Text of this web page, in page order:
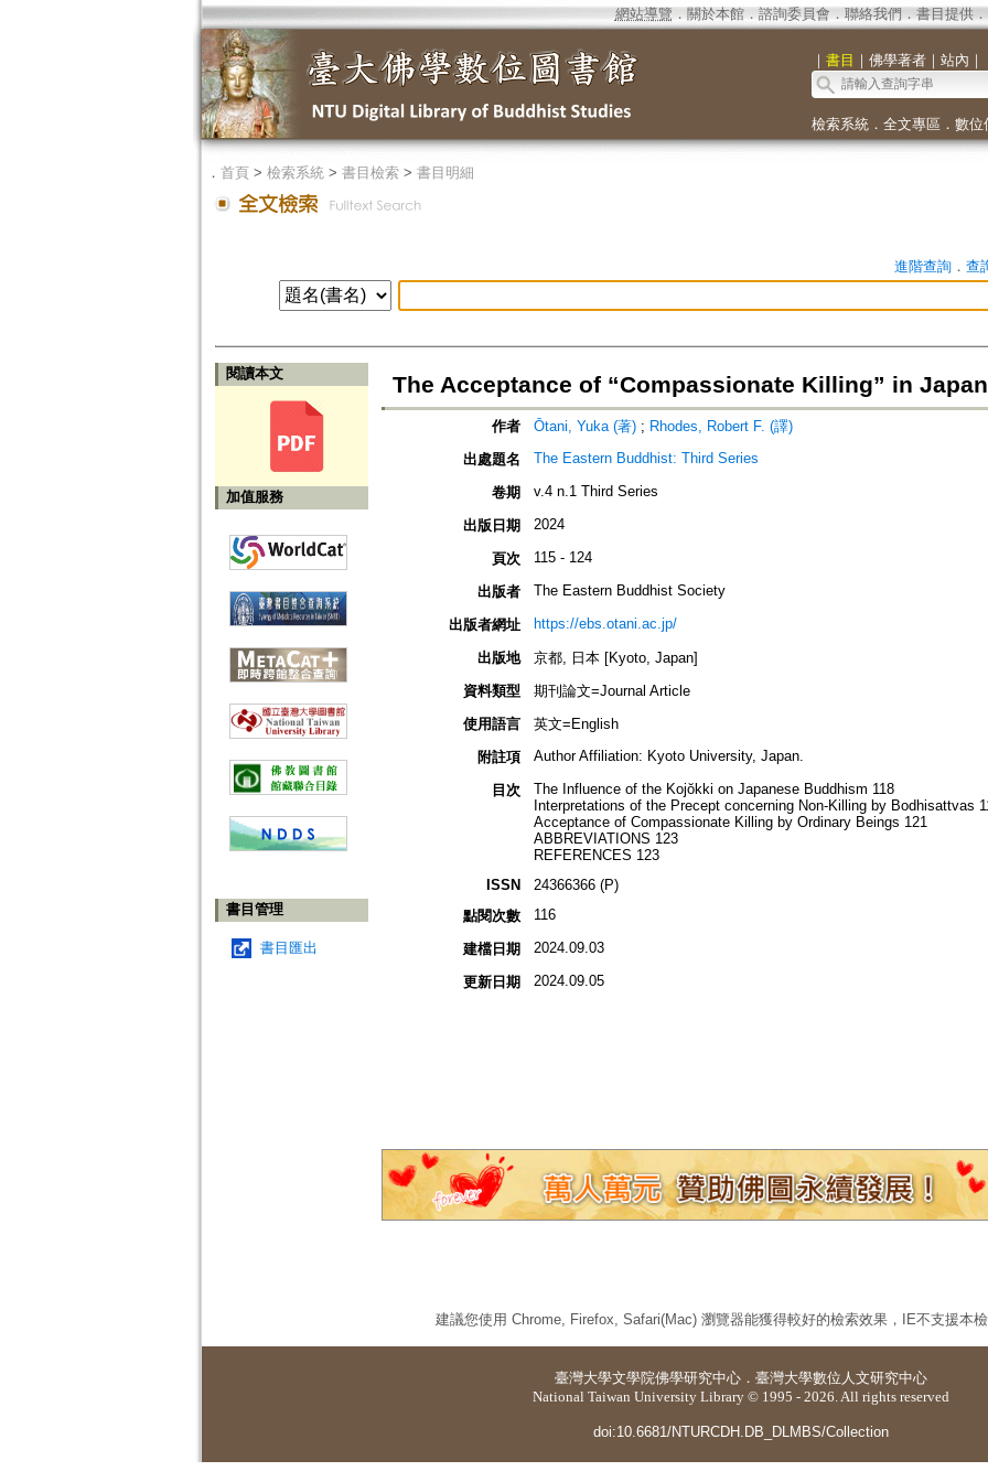
網站導覽 ． 關於本館． 諮詢委員會． 聯絡我們 ． 書目提供．
｜ 書目 ｜ 佛學著者｜ 站內 ｜
檢索系統． 全文專區 ． 數位
． 首頁> 檢索系統> 書目檢索> 書目明細
進階查詢． 查
閱讀本文
加值服務
書目管理
書目匯出
The Acceptance of “Compassionate Killing” in
作者 Ōtani, Yuka (著); Rhodes, Robert F. (譯)
出處題名
The Eastern Buddhist: Third Series
卷期 v.4 n.1 Third Series
出版日期 2024
頁次 115 - 124
出版者 The Eastern Buddhist Society
出版者網址 https://ebs.otani.ac.jp/
出版地
京都, 日本 [Kyoto, Japan]
資料類型
期刊論文=Journal Article
使用語言
英文=English
附註項
Author Affiliation: Kyoto University, Japan.
目次
The Influence of the Kojŏkki on Japanese Buddhism 118
Interpretations of the Precept concerning Non-Killing by Bodhisattvas
Acceptance of Compassionate Killing by Ordinary Beings 121
ABBREVIATIONS 123
REFERENCES 123
ISSN
24366366 (P)
點閱次數
116
建檔日期 2024.09.03
更新日期 2024.09.05
建議您使用 Chrome, Firefox, Safari(Mac) 瀏覽器能獲得較好的檢索效果，IE不支援本
臺灣大學文學院佛學研究中心 ． 臺灣大學數位人文研究中心
National Taiwan University Library © 1995 - 2026. All rights reserved
doi:10.6681/NTURCDH.DB_DLMBS/Collection